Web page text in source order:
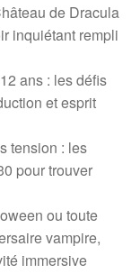
de Dracula
inquiétant rempli
ans : les défis
et esprit
tension : les
pour trouver
ou toute
vampire,
immersive